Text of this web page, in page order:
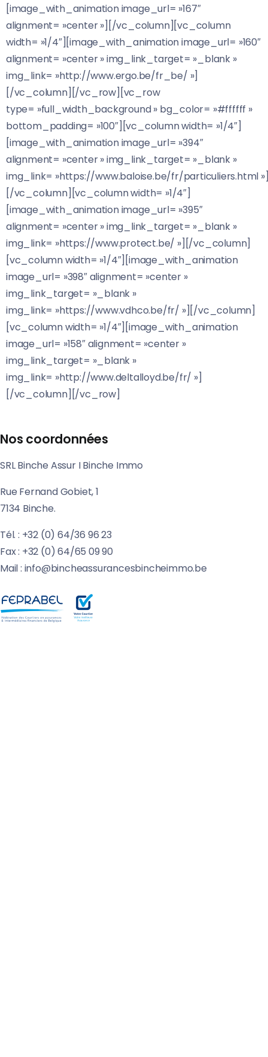
[image_with_animation image_url= »167″
alignment= »center »][/vc_column][vc_column
width= »1/4″][image_with_animation image_url= »160″
alignment= »center » img_link_target= »_blank »
img_link= »http://www.ergo.be/fr_be/ »]
[/vc_column][/vc_row][vc_row
type= »full_width_background » bg_color= »#ffffff »
bottom_padding= »100″][vc_column width= »1/4″]
[image_with_animation image_url= »394″
alignment= »center » img_link_target= »_blank »
img_link= »https://www.baloise.be/fr/particuliers.html
[/vc_column][vc_column width= »1/4″]
[image_with_animation image_url= »395″
alignment= »center » img_link_target= »_blank »
img_link= »https://www.protect.be/ »][/vc_column]
[vc_column width= »1/4″][image_with_animation
image_url= »398″ alignment= »center »
img_link_target= »_blank »
img_link= »https://www.vdhco.be/fr/ »][/vc_column]
[vc_column width= »1/4″][image_with_animation
image_url= »158″ alignment= »center »
img_link_target= »_blank »
img_link= »http://www.deltalloyd.be/fr/ »]
[/vc_column][/vc_row]
Nos coordonnées
SRL Binche Assur I Binche Immo
Rue Fernand Gobiet, 1
7134 Binche.
Tél. : +32 (0) 64/36 96 23
Fax : +32 (0) 64/65 09 90
Mail : info@bincheassurancesbincheimmo.be